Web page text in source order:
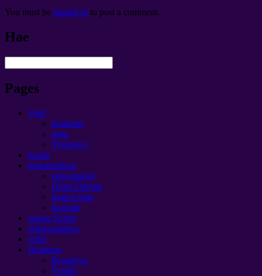
You must be logged in to post a comment.
Hae
Pages
Voit!
kosketus
piste
Yhteistyö
hanke
tiedonkulkua
ennustukset
Hinta Elämän
Imuroi tilaa
foorumi
opissa Spirits
uhkavaatimus
virke
Помощь
Беларусь
Venäjä